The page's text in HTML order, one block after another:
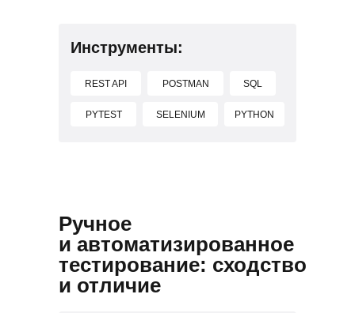
Инструменты:
REST API POSTMAN SQL
PYTHON
PYTEST SELENIUM
Ручное
и автоматизированное
тестирование: сходство
и отличие